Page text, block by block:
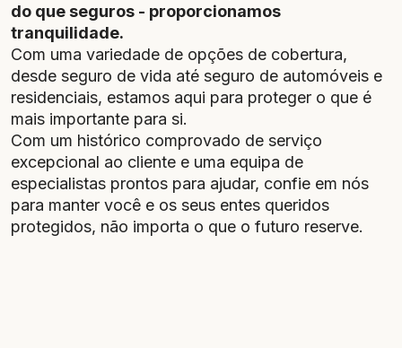
do que seguros - proporcionamos
tranquilidade.
Com uma variedade de opções de cobertura,
desde seguro de vida até seguro de automóveis e
residenciais, estamos aqui para proteger o que é
mais importante para si.
Com um histórico comprovado de serviço
excepcional ao cliente e uma equipa de
especialistas prontos para ajudar, confie em nós
para manter você e os seus entes queridos
protegidos, não importa o que o futuro reserve.